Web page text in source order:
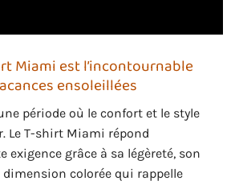
Miami est l’incontournable
ensoleillées
période où le confort et le style
Le T-shirt Miami répond
exigence grâce à sa légèreté, son
colorée qui rappelle